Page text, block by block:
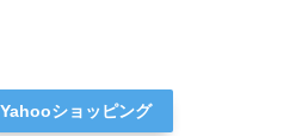
Yahooショッピング